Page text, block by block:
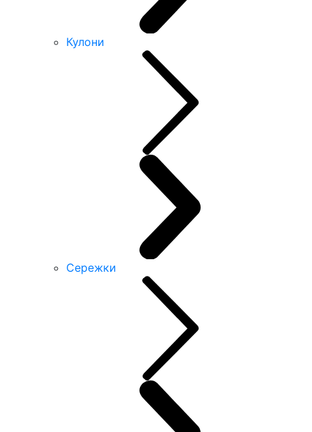
Кулони
Сережки